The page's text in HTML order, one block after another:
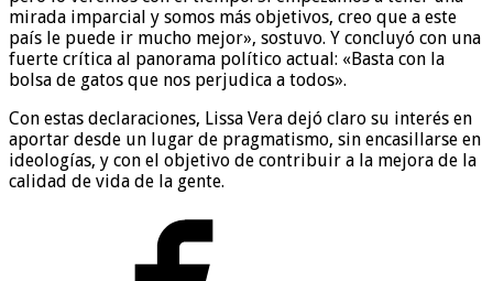
mirada imparcial y somos más objetivos, creo que a este
país le puede ir mucho mejor», sostuvo. Y concluyó con una
fuerte crítica al panorama político actual: «Basta con la
bolsa de gatos que nos perjudica a todos».
Con estas declaraciones, Lissa Vera dejó claro su interés en
aportar desde un lugar de pragmatismo, sin encasillarse en
ideologías, y con el objetivo de contribuir a la mejora de la
calidad de vida de la gente.